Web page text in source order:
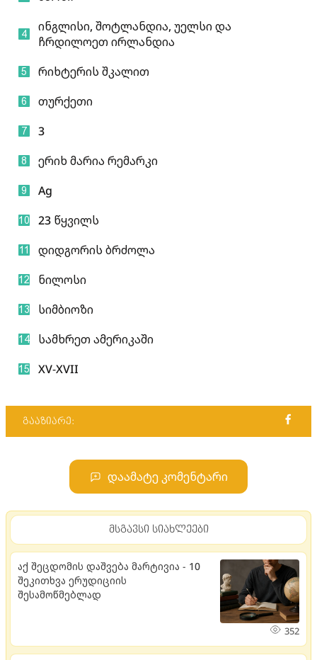
ინგლისი, შოტლანდია, უელსი და
ჩრდილოეთ ირლანდია
რიხტერის შკალით
თურქეთი
3
ერიხ მარია რემარკი
Ag
23 წყვილს
დიდგორის ბრძოლა
ნილოსი
სიმბიოზი
სამხრეთ ამერიკაში
XV-XVII
გააზიარე:
დაამატე კომენტარი
მსგავსი სიახლეები
აქ შეცდომის დაშვება მარტივია - 10
შეკითხვა ერუდიციის
შესამოწმებლად
352